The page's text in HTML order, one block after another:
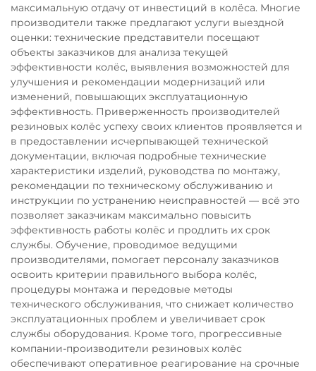
максимальную отдачу от инвестиций в колёса. Многие
производители также предлагают услуги выездной
оценки: технические представители посещают
объекты заказчиков для анализа текущей
эффективности колёс, выявления возможностей для
улучшения и рекомендации модернизаций или
изменений, повышающих эксплуатационную
эффективность. Приверженность производителей
резиновых колёс успеху своих клиентов проявляется и
в предоставлении исчерпывающей технической
документации, включая подробные технические
характеристики изделий, руководства по монтажу,
рекомендации по техническому обслуживанию и
инструкции по устранению неисправностей — всё это
позволяет заказчикам максимально повысить
эффективность работы колёс и продлить их срок
службы. Обучение, проводимое ведущими
производителями, помогает персоналу заказчиков
освоить критерии правильного выбора колёс,
процедуры монтажа и передовые методы
технического обслуживания, что снижает количество
эксплуатационных проблем и увеличивает срок
службы оборудования. Кроме того, прогрессивные
компании-производители резиновых колёс
обеспечивают оперативное реагирование на срочные